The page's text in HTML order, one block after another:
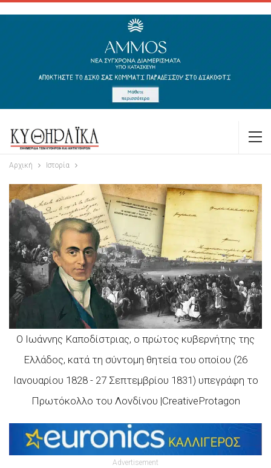
Αρχική Ιστορία
Ο Ιωάννης Καποδίστριας, ο πρώτος κυβερνήτης της
Ελλάδoς, κατά τη σύντομη θητεία του οποίου (26
Ιανουαρίου 1828 - 27 Σεπτεμβρίου 1831) υπεγράφη το
Πρωτόκολλο του Λονδίνου |CreativeProtagon
Advertisement